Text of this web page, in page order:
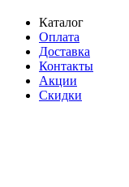
Каталог
Оплата
Доставка
Контакты
Акции
Скидки